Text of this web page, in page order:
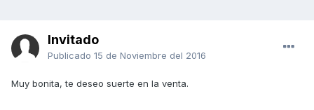
Invitado
Publicado 15 de Noviembre del 2016
Muy bonita, te deseo suerte en la venta.